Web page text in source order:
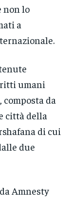
non lo
a
umani
da
città della
di cui
due
Amnesty